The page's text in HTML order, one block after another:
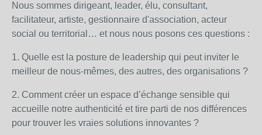
Nous sommes dirigeant, leader, élu, consultant,
facilitateur, artiste, gestionnaire d'association, acteur
social ou territorial… et nous nous posons ces questions :
1. Quelle est la posture de leadership qui peut inviter le
meilleur de nous-mêmes, des autres, des organisations ?
2. Comment créer un espace d’échange sensible qui
accueille notre authenticité et tire parti de nos différences
pour trouver les vraies solutions innovantes ?